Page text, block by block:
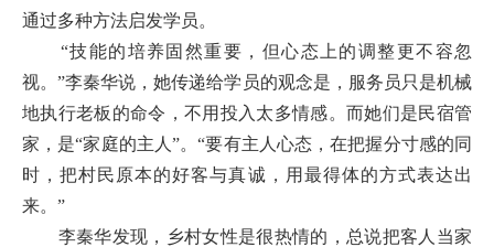
通过多种方法启发学员。
“技能的培养固然重要，但心态上的调整更不容忽
视。”李秦华说，她传递给学员的观念是，服务员只是机械
地执行老板的命令，不用投入太多情感。而她们是民宿管
家，是“家庭的主人”。“要有主人心态，在把握分寸感的同
时，把村民原本的好客与真诚，用最得体的方式表达出
来。”
李秦华发现，乡村女性是很热情的，总说把客人当家